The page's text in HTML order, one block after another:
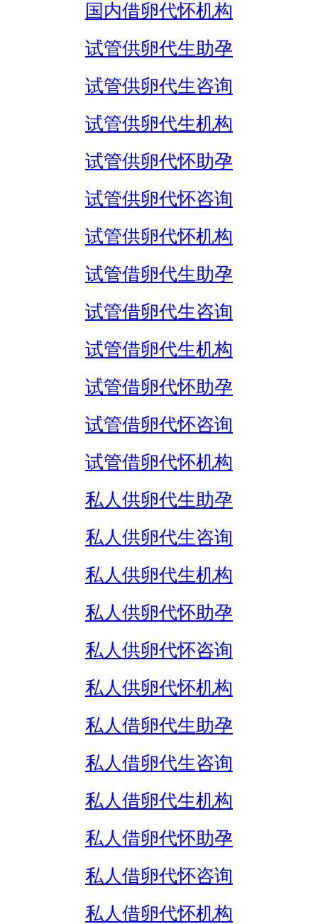
国内借卵代怀机构
试管供卵代生助孕
试管供卵代生咨询
试管供卵代生机构
试管供卵代怀助孕
试管供卵代怀咨询
试管供卵代怀机构
试管借卵代生助孕
试管借卵代生咨询
试管借卵代生机构
试管借卵代怀助孕
试管借卵代怀咨询
试管借卵代怀机构
私人供卵代生助孕
私人供卵代生咨询
私人供卵代生机构
私人供卵代怀助孕
私人供卵代怀咨询
私人供卵代怀机构
私人借卵代生助孕
私人借卵代生咨询
私人借卵代生机构
私人借卵代怀助孕
私人借卵代怀咨询
私人借卵代怀机构